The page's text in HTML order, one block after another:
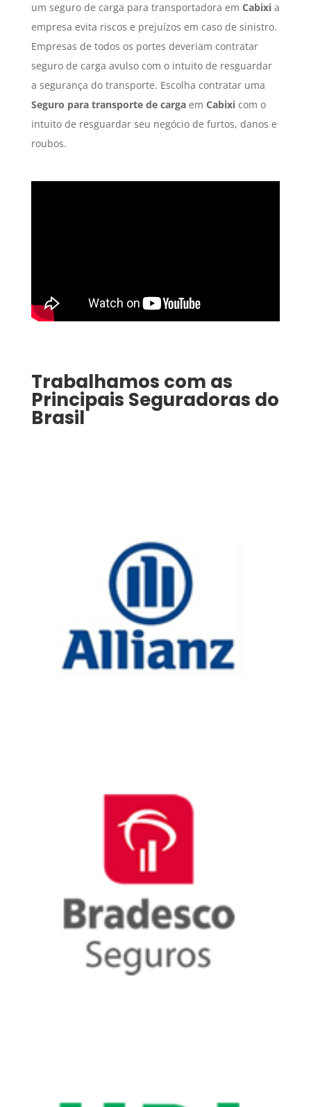
um seguro de carga para transportadora em Cabixia
empresa evita riscos e prejuízos em caso de sinistro.
Empresas de todos os portes deveriam contratar
seguro de carga avulso com o intuito de resguardar
a segurança do transporte. Escolha contratar uma
Seguro para transporte de cargaem Cabixicom o
intuito de resguardar seu negócio de furtos, danos e
roubos.
Trabalhamos com as
Principais Seguradoras do
Brasil